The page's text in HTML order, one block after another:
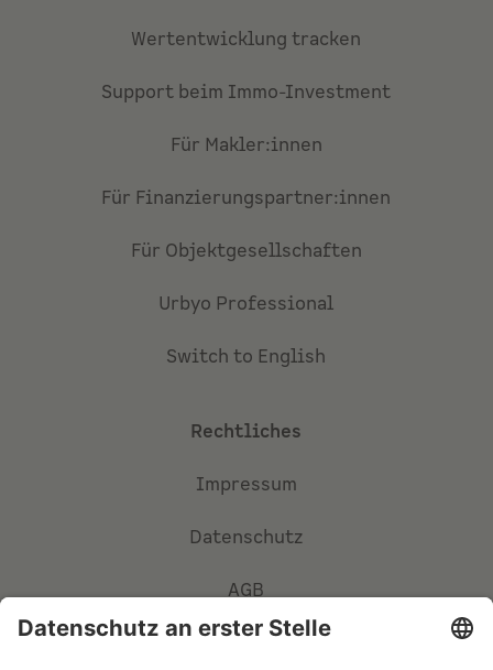
Wertentwicklung tracken
Support beim Immo-Investment
Für Makler:innen
Für Finanzierungspartner:innen
Für Objektgesellschaften
Urbyo Professional
Switch to English
Rechtliches
Impressum
Datenschutz
AGB
Privatsphäre-Einstellungen